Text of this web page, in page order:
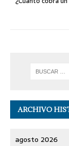
ARCHIVO
agosto 2026